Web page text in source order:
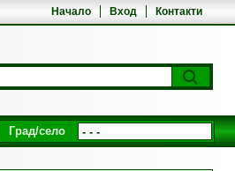
Начало Вход Контакти
Град/село